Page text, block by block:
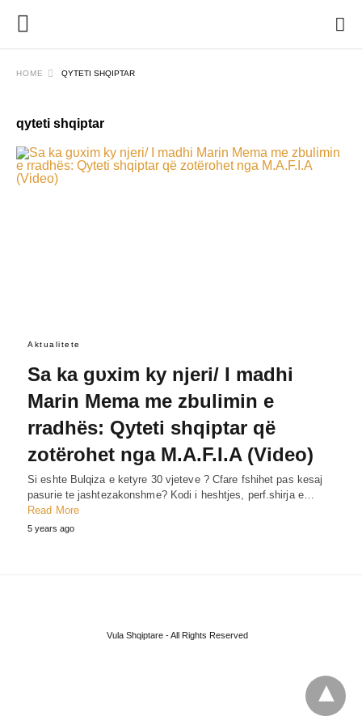
HOME QYTETI SHQIPTAR
qyteti shqiptar
Aktualitete
Sa ka gυxim ky njeri/ I madhi
Marin Mema me zbulimin e
rradhës: Qyteti shqiptar që
zotërohet nga M.A.F.I.A (Video)
Si eshte Bulqiza e ketyre 30 vjeteve ? Cfare fshihet pas kesaj
pasurie te jashtezakonshme? Kodi i heshtjes, perf.shirja e…
Read More
5 years ago
Vula Shqiptare - All Rights Reserved